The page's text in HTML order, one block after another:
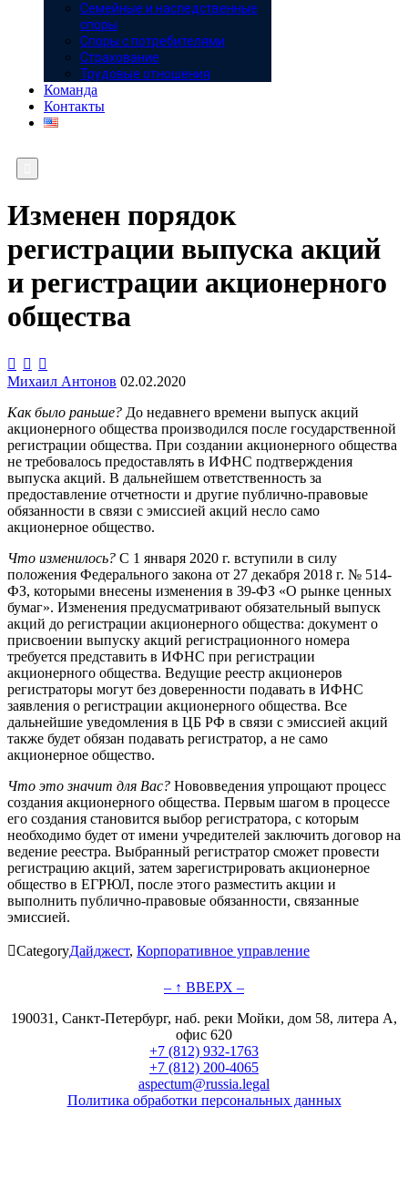
Семейные и наследственные
споры
Споры с потребителями
Страхование
Трудовые отношения
Команда
Контакты
Изменен порядок
регистрации выпуска акций
и регистрации акционерного
общества
 

Михаил Антонов 02.02.2020
Как было раньше? До недавнего времени выпуск акций
акционерного общества производился после государственной
регистрации общества. При создании акционерного общества
не требовалось предоставлять в ИФНС подтверждения
выпуска акций. В дальнейшем ответственность за
предоставление отчетности и другие публично-правовые
обязанности в связи с эмиссией акций несло само
акционерное общество.
Что изменилось? С 1 января 2020 г. вступили в силу
положения Федерального закона от 27 декабря 2018 г. № 514-
ФЗ, которыми внесены изменения в 39-ФЗ «О рынке ценных
бумаг». Изменения предусматривают обязательный выпуск
акций до регистрации акционерного общества: документ о
присвоении выпуску акций регистрационного номера
требуется представить в ИФНС при регистрации
акционерного общества. Ведущие реестр акционеров
регистраторы могут без доверенности подавать в ИФНС
заявления о регистрации акционерного общества. Все
дальнейшие уведомления в ЦБ РФ в связи с эмиссией акций
также будет обязан подавать регистратор, а не само
акционерное общество.
Что это значит для Вас? Нововведения упрощают процесс
создания акционерного общества. Первым шагом в процессе
его создания становится выбор регистратора, с которым
необходимо будет от имени учредителей заключить договор на
ведение реестра. Выбранный регистратор сможет провести
регистрацию акций, затем зарегистрировать акционерное
общество в ЕГРЮЛ, после этого разместить акции и
выполнить публично-правовые обязанности, связанные
эмиссией.
CategoryДайджест, Корпоративное управление
– ↑ ВВЕРХ –
190031, Санкт-Петербург, наб. реки Мойки, дом 58, литера А,
офис 620
+7 (812) 932-1763
+7 (812) 200-4065
aspectum@russia.legal
Политика обработки персональных данных